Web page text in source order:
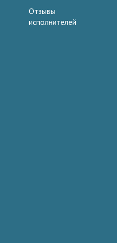
Отзывы
исполнителей